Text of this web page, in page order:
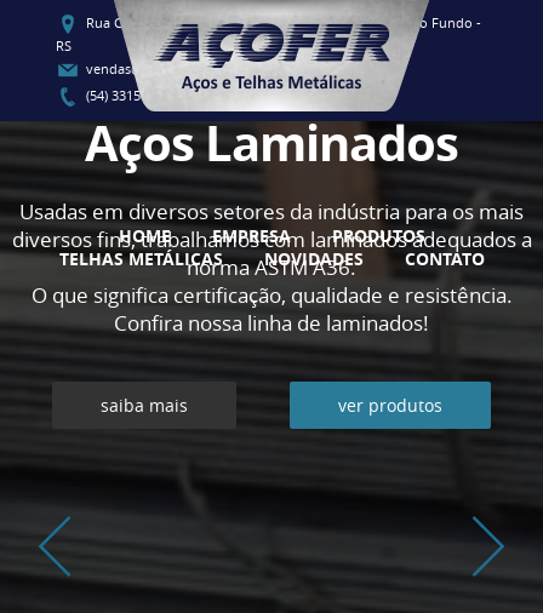
Rua Clementino Luis Vieira, 91 - CEP 99060-080 - Passo Fundo -
RS
vendas@acofersul.com.br
(54) 3315-1700 / (54) 3315-1707
HOME EMPRESA
PRODUTOS
TELHAS METÁLICAS
NOVIDADES CONTATO
Aços Laminados
Usadas em diversos setores da indústria para os mais
diversos fins, trabalhamos com laminados adequados a
norma ASTM A36.
O que significa certificação, qualidade e resistência.
Confira nossa linha de laminados!
saiba mais ver produtos